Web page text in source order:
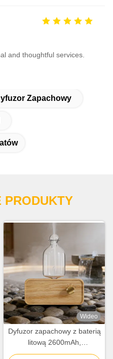
and thoughtful services.
Zapachowy
PRODUKTY
Wideo
Dyfuzor zapachowy z baterią
litową 2600mAh,
minimalistyczny dyfuzor